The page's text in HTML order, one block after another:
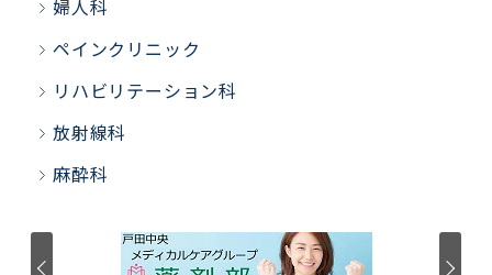
婦人科
ペインクリニック
リハビリテーション科
放射線科
麻酔科